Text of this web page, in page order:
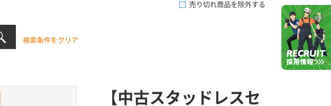
売り切れ商品を除外する
検索条件をクリア
【中古スタッドレスセ